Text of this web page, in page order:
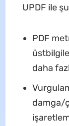
UPDF ile
PDF
daha
damga/